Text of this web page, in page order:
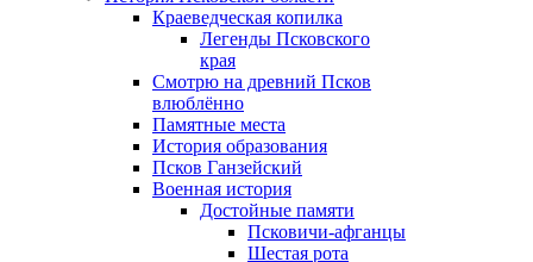
Краеведческая копилка
Легенды Псковского
края
Смотрю на древний Псков
влюблённо
Памятные места
История образования
Псков Ганзейский
Военная история
Достойные памяти
Псковичи-афганцы
Шестая рота